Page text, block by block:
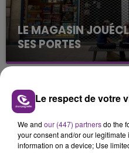
LE MAGASIN
SES PORTES
C'était l'une des
rémois. Le magasin
fermer ses portes.
TITRES DIFFUSÉS
0h20
0h20
Le respect de votre
We and our (447) partnersdo the
your consent and/or our
information on a device; Use